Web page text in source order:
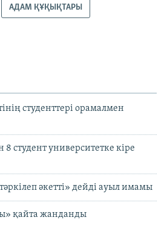
АДАМ ҚҰҚЫҚТАРЫ
студенттері орамалмен
студент университетке кіре
әкетті» дейді ауыл имамы
қайта жанданды